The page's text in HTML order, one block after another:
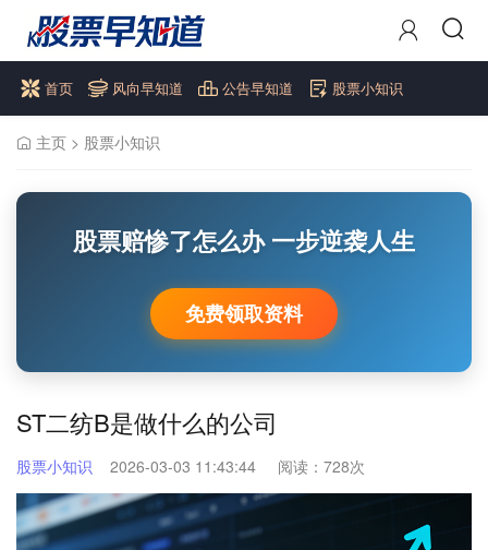
首页 风向早知道 公告早知道 股票小知识
主页 > 股票小知识
股票赔惨了怎么办 一步逆袭人生
免费领取资料
ST二纺B是做什么的公司
股票小知识 2026-03-03 11:43:44 阅读： 728次